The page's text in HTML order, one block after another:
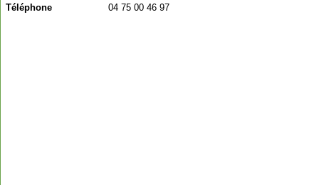
Téléphone
04 75 00 46 97